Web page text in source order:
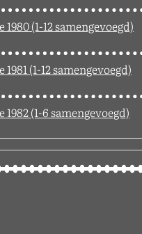
(1-12 samengevoegd)
(1-12 samengevoegd)
(1-6 samengevoegd)